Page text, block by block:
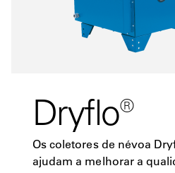
Dryflo®
Os coletores de névoa
ajudam a melhorar a